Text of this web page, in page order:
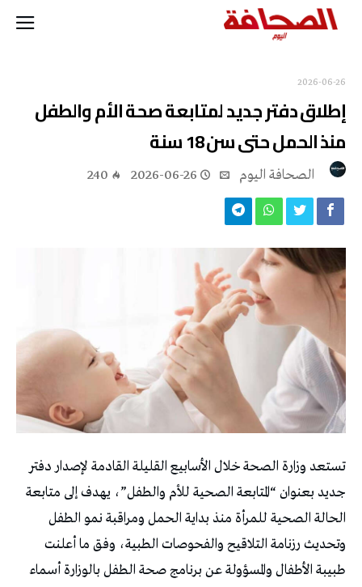
2026-06-26
إطلاق دفتر جديد لمتابعة صحة الأم والطفل
منذ الحمل حتى سن 18 سنة
2026-06-26
240
تستعد وزارة الصحة خلال الأسابيع القليلة القادمة لإصدار دفتر
جديد بعنوان “المتابعة الصحية للأم والطفل”، يهدف إلى متابعة
الحالة الصحية للمرأة منذ بداية الحمل ومراقبة نمو الطفل
وتحديث رزنامة التلاقيح والفحوصات الطبية، وفق ما أعلنت
طبيبة الأطفال والمسؤولة عن برنامج صحة الطفل بالوزارة أسماء